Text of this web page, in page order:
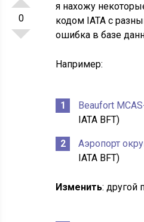
0
я нахожу
кодом IATA с
ошибка в базе
Например:
Beaufort
IATA BFT)
Аэропорт
IATA BFT)
Изменить: другой